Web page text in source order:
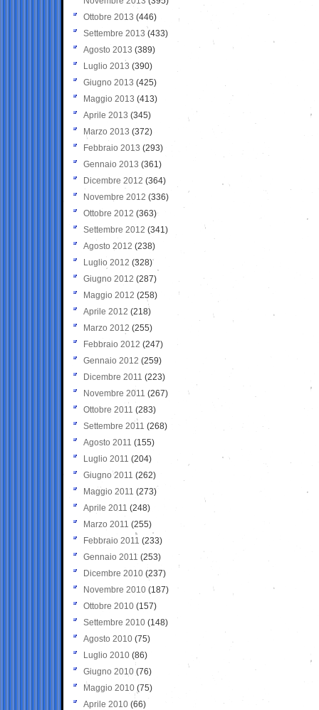
Ottobre 2013 (446)
Settembre 2013 (433)
Agosto 2013 (389)
Luglio 2013 (390)
Giugno 2013 (425)
Maggio 2013 (413)
Aprile 2013 (345)
Marzo 2013 (372)
Febbraio 2013 (293)
Gennaio 2013 (361)
Dicembre 2012 (364)
Novembre 2012 (336)
Ottobre 2012 (363)
Settembre 2012 (341)
Agosto 2012 (238)
Luglio 2012 (328)
Giugno 2012 (287)
Maggio 2012 (258)
Aprile 2012 (218)
Marzo 2012 (255)
Febbraio 2012 (247)
Gennaio 2012 (259)
Dicembre 2011 (223)
Novembre 2011 (267)
Ottobre 2011 (283)
Settembre 2011 (268)
Agosto 2011 (155)
Luglio 2011 (204)
Giugno 2011 (262)
Maggio 2011 (273)
Aprile 2011 (248)
Marzo 2011 (255)
Febbraio 2011 (233)
Gennaio 2011 (253)
Dicembre 2010 (237)
Novembre 2010 (187)
Ottobre 2010 (157)
Settembre 2010 (148)
Agosto 2010 (75)
Luglio 2010 (86)
Giugno 2010 (76)
Maggio 2010 (75)
Aprile 2010 (66)